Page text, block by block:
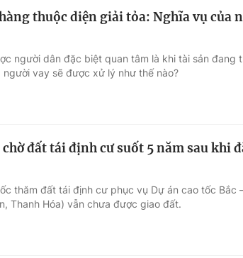
Thị trường
Góc doanh nghiệp
Hậu
Giải
thuộc diện giải tỏa: Nghĩa vụ của
người dân đặc biệt quan tâm là khi tài sản đang
vay sẽ được xử lý như thế nào?
đất tái định cư suốt 5 năm sau khi
thăm đất tái định cư phục vụ Dự án cao tốc Bắc
Thanh Hóa) vẫn chưa được giao đất.